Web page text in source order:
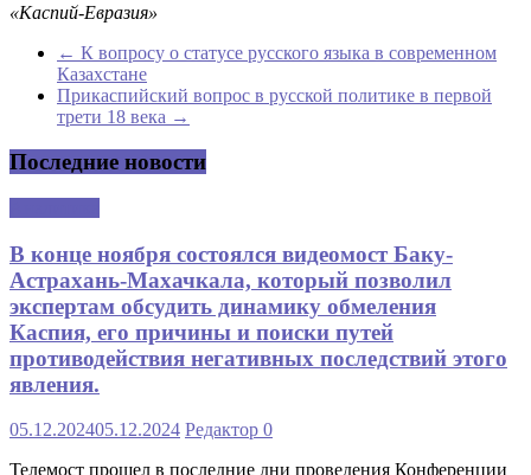
«Каспий-Евразия»
← К вопросу о статусе русского языка в современном
Казахстане
Прикаспийский вопрос в русской политике в первой
трети 18 века →
Последние новости
В конце ноября состоялся видеомост Баку-
Астрахань-Махачкала, который позволил
экспертам обсудить динамику обмеления
Каспия, его причины и поиски путей
противодействия негативных последствий этого
явления.
05.12.202405.12.2024 Редактор 0
Телемост прошел в последние дни проведения Конференции